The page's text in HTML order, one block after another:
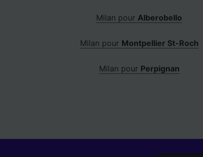
Milan pourAlberobello
Milan pour Montpellier St-Roch
Milan pour Perpignan